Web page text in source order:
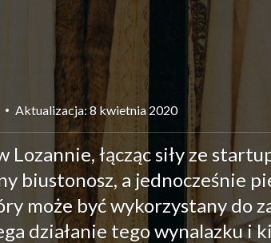
Aktualizacja: 8 kwietnia 2020
łącząc siły ze
biustonosz, a jednocześnie
może być wykorzystany do
działanie tego wynalazku i